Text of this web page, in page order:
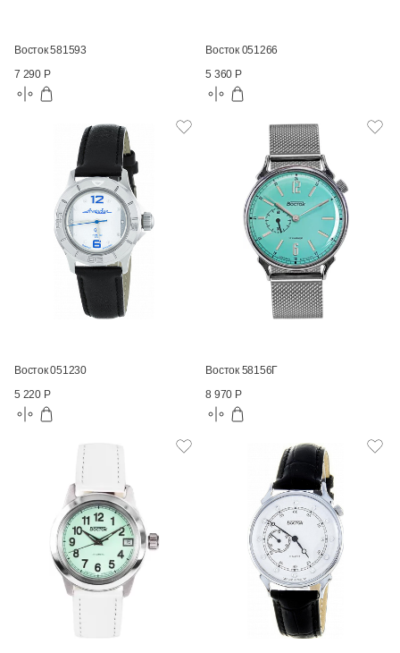
Восток 581593
7 290 Р
Восток 051266
5 360 Р
Восток 051230
5 220 Р
Восток 58156Г
8 970 Р